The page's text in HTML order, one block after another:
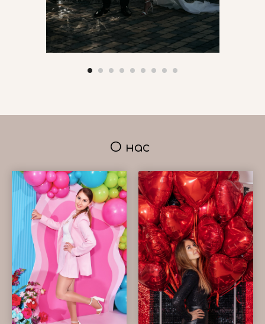
О нас